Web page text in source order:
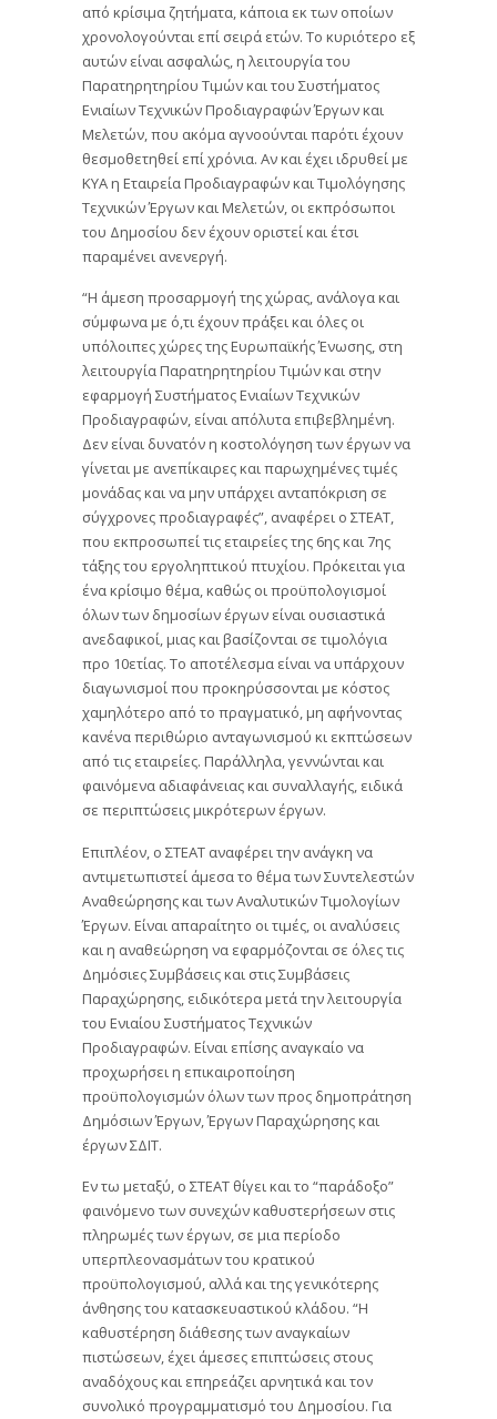
από κρίσιμα ζητήματα, κάποια εκ των οποίων
χρονολογούνται επί σειρά ετών. Το κυριότερο εξ
αυτών είναι ασφαλώς, η λειτουργία του
Παρατηρητηρίου Τιμών και του Συστήματος
Ενιαίων Τεχνικών Προδιαγραφών Έργων και
Μελετών, που ακόμα αγνοούνται παρότι έχουν
θεσμοθετηθεί επί χρόνια. Αν και έχει ιδρυθεί με
ΚΥΑ η Εταιρεία Προδιαγραφών και Τιμολόγησης
Τεχνικών Έργων και Μελετών, οι εκπρόσωποι
του Δημοσίου δεν έχουν οριστεί και έτσι
παραμένει ανενεργή.
“Η άμεση προσαρμογή της χώρας, ανάλογα και
σύμφωνα με ό,τι έχουν πράξει και όλες οι
υπόλοιπες χώρες της Ευρωπαϊκής Ένωσης, στη
λειτουργία Παρατηρητηρίου Τιμών και στην
εφαρμογή Συστήματος Ενιαίων Τεχνικών
Προδιαγραφών, είναι απόλυτα επιβεβλημένη.
Δεν είναι δυνατόν η κοστολόγηση των έργων να
γίνεται με ανεπίκαιρες και παρωχημένες τιμές
μονάδας και να μην υπάρχει ανταπόκριση σε
σύγχρονες προδιαγραφές”, αναφέρει ο ΣΤΕΑΤ,
που εκπροσωπεί τις εταιρείες της 6ης και 7ης
τάξης του εργοληπτικού πτυχίου. Πρόκειται για
ένα κρίσιμο θέμα, καθώς οι προϋπολογισμοί
όλων των δημοσίων έργων είναι ουσιαστικά
ανεδαφικοί, μιας και βασίζονται σε τιμολόγια
προ 10ετίας. Το αποτέλεσμα είναι να υπάρχουν
διαγωνισμοί που προκηρύσσονται με κόστος
χαμηλότερο από το πραγματικό, μη αφήνοντας
κανένα περιθώριο ανταγωνισμού κι εκπτώσεων
από τις εταιρείες. Παράλληλα, γεννώνται και
φαινόμενα αδιαφάνειας και συναλλαγής, ειδικά
σε περιπτώσεις μικρότερων έργων.
Επιπλέον, ο ΣΤΕΑΤ αναφέρει την ανάγκη να
αντιμετωπιστεί άμεσα το θέμα των Συντελεστών
Αναθεώρησης και των Αναλυτικών Τιμολογίων
Έργων. Είναι απαραίτητο οι τιμές, οι αναλύσεις
και η αναθεώρηση να εφαρμόζονται σε όλες τις
Δημόσιες Συμβάσεις και στις Συμβάσεις
Παραχώρησης, ειδικότερα μετά την λειτουργία
του Ενιαίου Συστήματος Τεχνικών
Προδιαγραφών. Είναι επίσης αναγκαίο να
προχωρήσει η επικαιροποίηση
προϋπολογισμών όλων των προς δημοπράτηση
Δημόσιων Έργων, Έργων Παραχώρησης και
έργων ΣΔΙΤ.
Εν τω μεταξύ, ο ΣΤΕΑΤ θίγει και το “παράδοξο”
φαινόμενο των συνεχών καθυστερήσεων στις
πληρωμές των έργων, σε μια περίοδο
υπερπλεονασμάτων του κρατικού
προϋπολογισμού, αλλά και της γενικότερης
άνθησης του κατασκευαστικού κλάδου. “Η
καθυστέρηση διάθεσης των αναγκαίων
πιστώσεων, έχει άμεσες επιπτώσεις στους
αναδόχους και επηρεάζει αρνητικά και τον
συνολικό προγραμματισμό του Δημοσίου. Για